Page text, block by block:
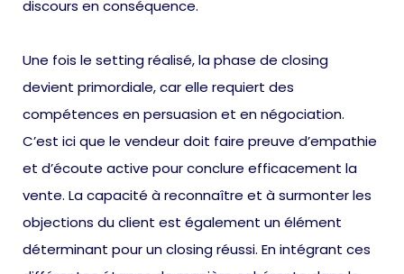
discours en conséquence.
Une fois le setting réalisé, la phase de closing
devient primordiale, car elle requiert des
compétences en persuasion et en négociation.
C’est ici que le vendeur doit faire preuve d’empathie
et d’écoute active pour conclure efficacement la
vente. La capacité à reconnaître et à surmonter les
objections du client est également un élément
déterminant pour un closing réussi. En intégrant ces